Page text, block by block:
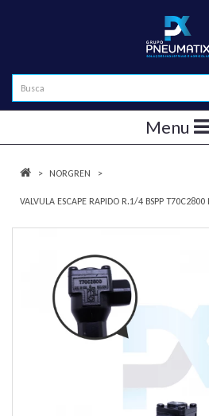
Menu
NORGREN
VALVULA ESCAPE RAPIDO R.1/4 BSPP T70C2800